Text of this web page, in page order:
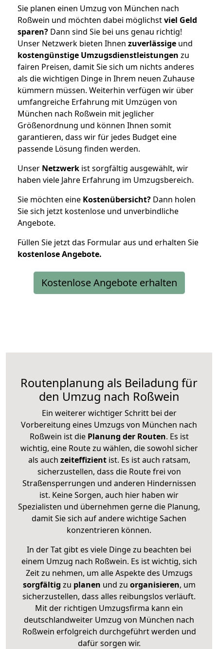
Sie planen einen Umzug von München nach
Roßwein und möchten dabei möglichstviel Geld
sparen? Dann sind Sie bei uns genau richtig!
Unser Netzwerk bieten Ihnen zuverlässige und
kostengünstige Umzugsdienstleistungen zu
fairen Preisen, damit Sie sich um nichts anderes
als die wichtigen Dinge in Ihrem neuen Zuhause
kümmern müssen. Weiterhin verfügen wir über
umfangreiche Erfahrung mit Umzügen von
München nach Roßwein mit jeglicher
Größenordnung und können Ihnen somit
garantieren, dass wir für jedes Budget eine
passende Lösung finden werden.
Unser Netzwerk ist sorgfältig ausgewählt, wir
haben viele Jahre Erfahrung im Umzugsbereich.
Sie möchten eine Kostenübersicht? Dann holen
Sie sich jetzt kostenlose und unverbindliche
Angebote.
Füllen Sie jetzt das Formular aus und erhalten Sie
kostenloseAngebote.
Kostenlose Angebote erhalten
Routenplanung als Beiladung für
den Umzug nach Roßwein
Ein weiterer wichtiger Schritt bei der
Vorbereitung eines Umzugs von München nach
Roßwein ist diePlanung der Routen. Es ist
wichtig, eine Route zu wählen, die sowohl sicher
als auch zeiteffizientist. Es ist auch ratsam,
sicherzustellen, dass die Route frei von
Straßensperrungen und anderen Hindernissen
ist. Keine Sorgen, auch hier haben wir
Spezialisten und übernehmen gerne die Planung,
damit Sie sich auf andere wichtige Sachen
konzentrieren können.
In der Tat gibt es viele Dinge zu beachten bei
einem Umzug nach Roßwein. Es ist wichtig, sich
Zeit zu nehmen, um alle Aspekte des Umzugs
sorgfältig zu planen und zu organisieren, um
sicherzustellen, dass alles reibungslos verläuft.
Mit der richtigen Umzugsfirma kann ein
deutschlandweiter Umzug von München nach
Roßwein erfolgreich durchgeführt werden und
dafür sorgen wir.